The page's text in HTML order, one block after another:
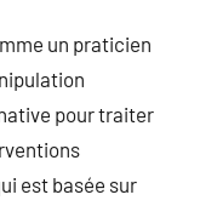
un praticien
pour traiter
est basée sur